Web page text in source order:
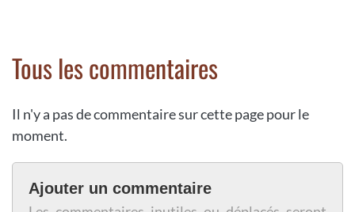
Tous les commentaires
Il n'y a pas de commentaire sur cette page pour le
moment.
Ajouter un commentaire